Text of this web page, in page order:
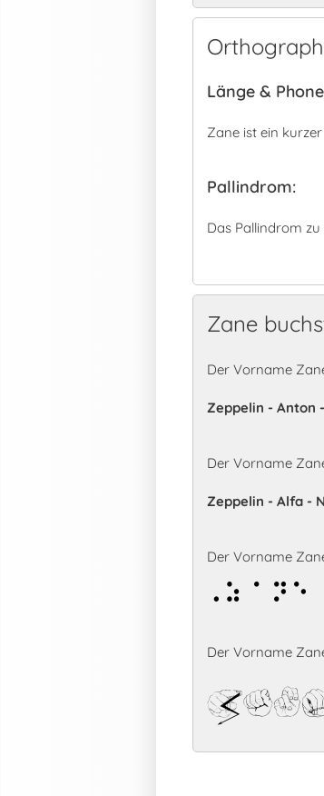
Länge &
Zane ist ein
Pallindrom:
Das Pallindrom
Zane
Der Vorname
Zeppelin - Anton
Der Vorname
Zeppelin - Alfa -
Der Vorname
Zane
Der Vorname